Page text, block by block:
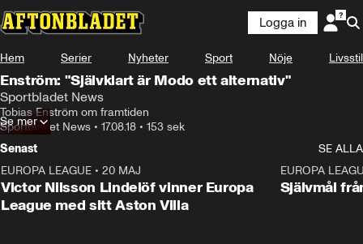
Logga in
Hem Serier Nyheter Sport Nöje Livsstil
Enström: "Självklart är Modo ett alternativ"
Sportbladet News
Tobias Enström om framtiden
Sportbladet News • 17.08.18 • 153 sek
Se mer
Senast
SE ALLA
EUROPA LEAGUE • 20 MAJ
Victor Nilsson Lindelöf vinner Europa
League med sitt Aston Villa
EUROPA
Självmål